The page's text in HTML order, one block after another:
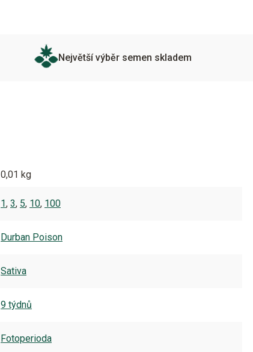
Největší výběr semen skladem
0,01 kg
1, 3, 5, 10, 100
Durban Poison
Sativa
9 týdnů
Fotoperioda